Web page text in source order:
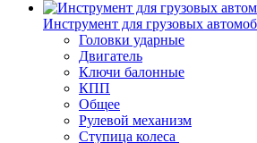
Инструмент для грузовых
Головки ударные
Двигатель
Ключи балонные
КПП
Общее
Рулевой механизм
Ступица колеса